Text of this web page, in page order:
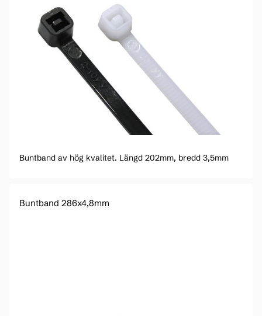
Buntband av hög kvalitet. Längd 202mm, bredd 3,5mm
Buntband 286x4,8mm